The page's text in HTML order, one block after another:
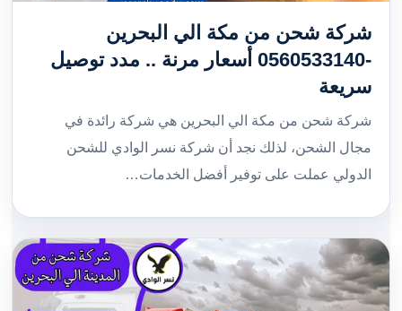
شركة شحن من مكة الي البحرين
-0560533140 أسعار مرنة .. مدد توصيل
سريعة
شركة شحن من مكة الي البحرين هي شركة رائدة في
مجال الشحن، لذلك نجد أن شركة نسر الوادي للشحن
الدولي عملت على توفير أفضل الخدمات…